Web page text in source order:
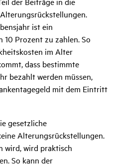
ist ein
10 Prozent zu zahlen. So
im Alter
dass bestimmte
bezahlt werden müssen,
mit dem Eintritt
gesetzliche
Alterungsrückstellungen.
wird, wird praktisch
So kann der